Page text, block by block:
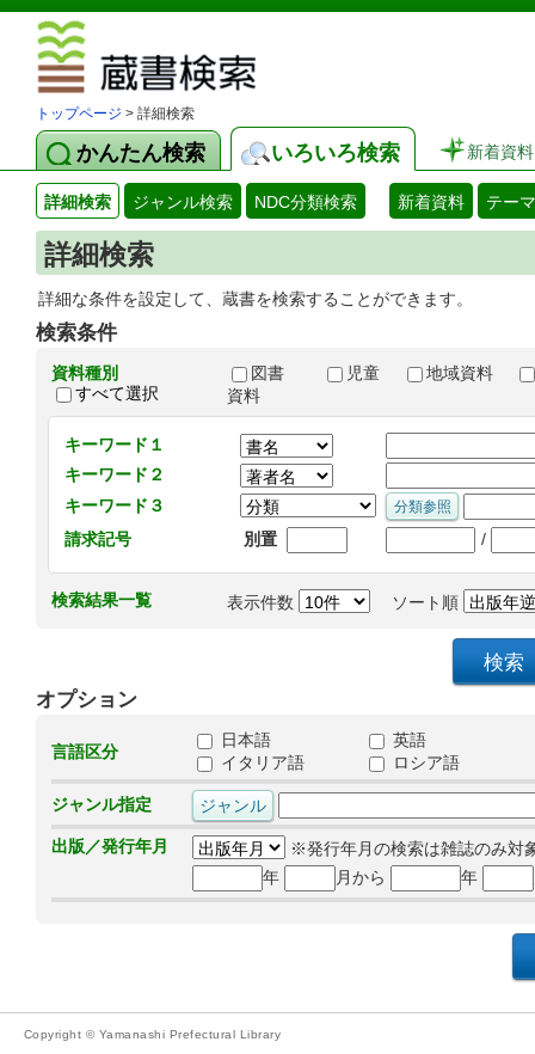
トップページ > 詳細検索
かんたん検索 いろいろ検索 新着資料
詳細検索 ジャンル検索 NDC分類検索 新着資料 テー
詳細検索
詳細な条件を設定して、蔵書を検索することができます。
検索条件
資料種別
すべて選択
図書 児童
地域資料
資料
キーワード１
キーワード２
キーワード３
請求記号
別置 /
検索結果一覧 表示件数 ソート順
オプション
言語区分
日本語
英語
イタリア語
ロシア語
ジャンル指定
出版／発行年月
※発行年月の検索は雑誌のみ対
年
月から 年
Copyright © Yamanashi Prefectural Library